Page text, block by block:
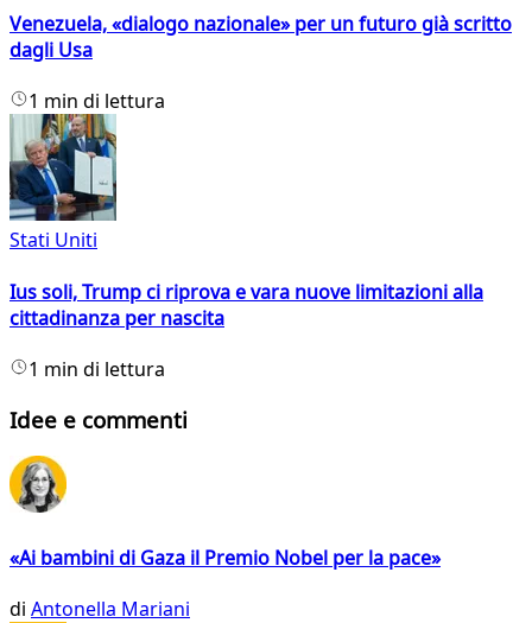
Venezuela, «dialogo nazionale» per un futuro già scritto
dagli Usa
1 min di lettura
Stati Uniti
Ius soli, Trump ci riprova e vara nuove limitazioni alla
cittadinanza per nascita
1 min di lettura
Idee e commenti
«Ai bambini di Gaza il Premio Nobel per la pace»
di Antonella Mariani